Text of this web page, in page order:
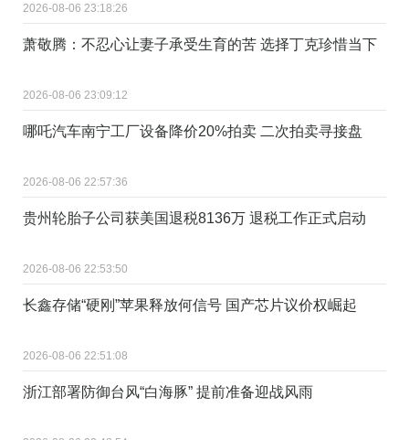
2026-08-06 23:18:26
萧敬腾：不忍心让妻子承受生育的苦 选择丁克珍惜当下
2026-08-06 23:09:12
哪吒汽车南宁工厂设备降价20%拍卖 二次拍卖寻接盘
2026-08-06 22:57:36
贵州轮胎子公司获美国退税8136万 退税工作正式启动
2026-08-06 22:53:50
长鑫存储“硬刚”苹果释放何信号 国产芯片议价权崛起
2026-08-06 22:51:08
浙江部署防御台风“白海豚” 提前准备迎战风雨